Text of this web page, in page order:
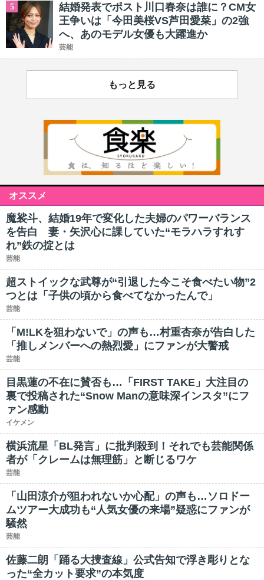
5
結婚発表でポスト川口春奈は誰に？CM女
王争いは「今田美桜VS芦田愛菜」の2強
へ、あのモデル女優も大躍進か
芸能
もっと見る
オススメ
魔裟斗、結婚19年で変化した夫婦のパワーバランス
を告白 妻・矢沢心に課していた“モラハラすれす
れ”鉄の掟とは
芸能
超ストイックな武尊が“引退した今こそ食べたい物”2
つとは「子供の頃から食べてなかったんで」
芸能
「M!LKを狙わないで」の声も…村重杏奈が告白した
「推しメンバーへの熱烈愛」にファンが大警戒
芸能
目黒蓮の不在に賛否も…「FIRST TAKE」大注目の
裏で投稿された“Snow Manの意味深インスタ”にフ
ァン感動
イケメン
横浜流星「BL発言」に批判殺到！それでも芸能関係
者が「クレームは無理筋」と断じるワケ
芸能
「山田涼介が狙われないか心配」の声も…ソロドー
ムツアー大成功も“人気女優の来場”疑惑にファンが
騒然
芸能
佐藤二朗「踊る大捜査線」公式告知で浮き彫りとな
った“全カット要求”の本気度